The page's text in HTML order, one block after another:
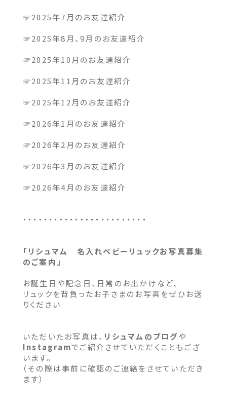
☞2025年7月のお友達紹介
☞2025年8月、9月のお友達紹介
☞2025年10月のお友達紹介
☞2025年11月のお友達紹介
☞2025年12月のお友達紹介
☞2026年1月のお友達紹介
☞2026年2月のお友達紹介
☞2026年3月のお友達紹介
☞2026年4月のお友達紹介
・・・・・・・・・・・・・・・・・・・・・・・・
「リシュマム 名入れベビーリュックお写真募集
のご案内」
お誕生日や記念日、日常のお出かけなど、
リュックを背負ったお子さまのお写真をぜひお送
りください
いただいたお写真は、 リシュマムのブログや
Instagramでご紹介させていただくこともござ
います。
（その際は事前に確認のご連絡をさせていただき
ます）